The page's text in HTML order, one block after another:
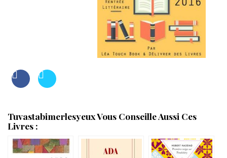
Tuvastabimerlesyeux Vous Conseille Aussi Ces
Livres :